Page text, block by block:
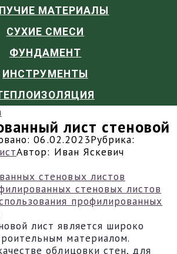
МАТЕРИАЛЫ
СУХИЕ СМЕСИ
ФУНДАМЕНТ
ИНСТРУМЕНТЫ
лист стеновой
06.02.2023Рубрика:
Автор: Иван Яскевич
стеновых листов
стеновых листов
профилированных
лист является широко
материалом.
облицовки стен, для